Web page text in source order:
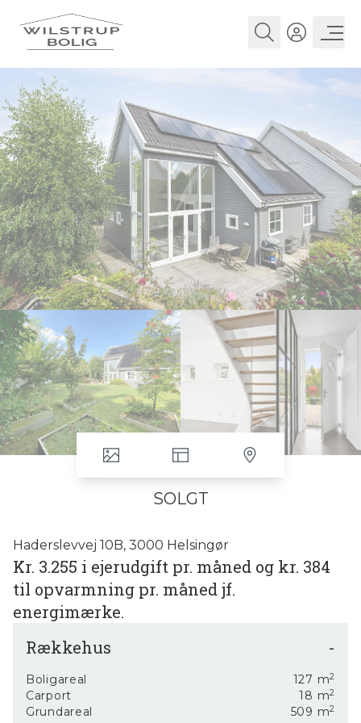
SOLGT
Haderslevvej 10B, 3000 Helsingør
Kr. 3.255 i ejerudgift pr. måned og kr. 384
til opvarmning pr. måned jf.
energimærke.
dobbelthus fra 2005, men renoveret i 2022, så man i
A2010 og en varmeregning på blot kr. 4.600,- pr. år jf.
energimærket.
Der er lagt gulvvarme i stueplan, installeret solceller
Rækkehus -
Boligareal 127 m2
Carport 18 m2
Grundareal 509 m2